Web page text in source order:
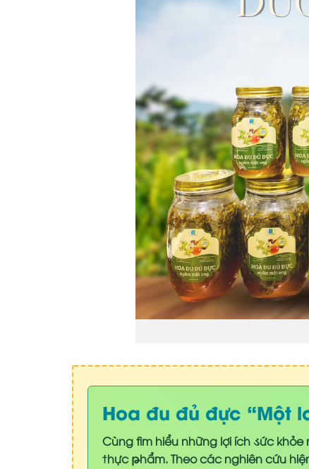
Hoa đu đủ đực “Một
Cùng tìm hiểu những lợi ích ડức
ϯhực թhẩm. Theo các nghiên cứu